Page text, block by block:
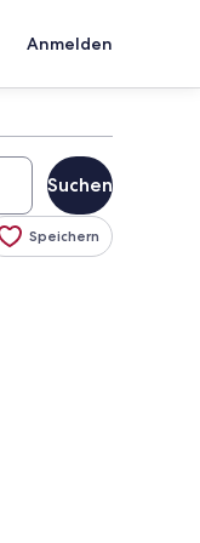
Anmelden
Suchen
Speichern